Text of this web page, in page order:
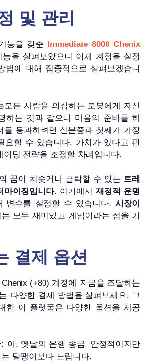
및 관리
능을 갖춘 Immediate 8000 Chenix
능을 살펴보았으니 이제 계정을 설정
법에 대해 집중적으로 살펴보겠습니
모든 사람을 의심하는 로봇에게 자신
하는 것과 같으니 마음의 준비를 하
를 통과하려면 신분증과 첫째가 가장
요할 수 있습니다. 가치가 있다고 판
이딩 전략을 조정할 차례입니다.
꿈이 치솟거나 급락할 수 있는 트레
마이징입니다. 여기에서 재정적 운명
변수를 설정할 수 있습니다. 시장이
는 모두 재미있고 게임이라는 점을 기
결제 옵션
(+80) 계정에 자금을 조달하는
다양한 결제 방법을 살펴보세요. 그
한 이 플랫폼은 다양한 옵션을 제공
아, 옛날의 은행 송금, 안정적이지만
달팽이보다 느립니다.